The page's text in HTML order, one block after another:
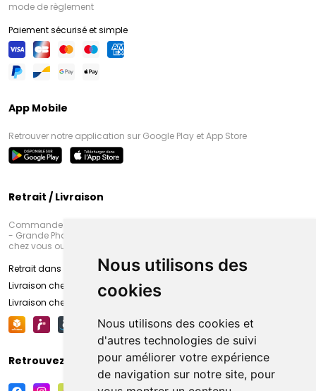
Nous utilisons des
cookies
Nous utilisons des cookies et
d'autres technologies de suivi
pour améliorer votre expérience
de navigation sur notre site, pour
mode de règlement
Paiement sécurisé et simple
App Mobile
Retrouver notre application sur Google Play et App Store
Retrait / Livraison
Commandez en ligne et venez chercher votre commande à Amiens
- Grande Pharmacie d’Amiens (Fachon) ou recevez-là rapidement
chez vous ou en point retrait
Retrait dans la pharmacie d’Amiens
Livraison chez vous
Livraison chez votre commerçant
Retrouvez-nous sur vos réseaux sociaux